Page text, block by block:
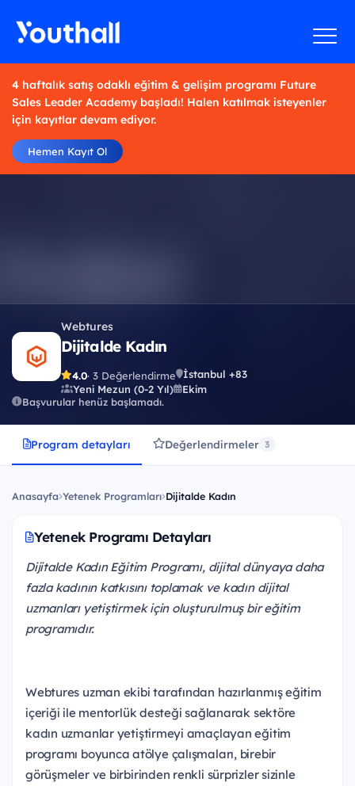
4 haftalık satış odaklı eğitim & gelişim programı Future
Sales Leader Academy başladı! Halen katılmak isteyenler
için kayıtlar devam ediyor.
Hemen Kayıt Ol
Webtures
Dijitalde Kadın
4.0· 3 Değerlendirme
İstanbul +83
Yeni Mezun (0-2 Yıl)
Ekim
Başvurular henüz başlamadı.
Program detayları Değerlendirmeler 3
Anasayfa Yetenek Programları Dijitalde Kadın
Yetenek Programı Detayları
Dijitalde Kadın Eğitim Programı, dijital dünyaya daha
fazla kadının katkısını toplamak ve kadın dijital
uzmanları yetiştirmek için oluşturulmuş bir eğitim
programıdır.
Webtures uzman ekibi tarafından hazırlanmış eğitim
içeriği ile mentorlük desteği sağlanarak sektöre
kadın uzmanlar yetiştirmeyi amaçlayan eğitim
programı boyunca atölye çalışmaları, birebir
görüşmeler ve birbirinden renkli sürprizler sizinle